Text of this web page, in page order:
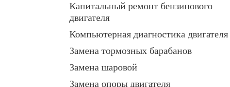
Капитальный ремонт бензинового
двигателя
Компьютерная диагностика двигателя
Замена тормозных барабанов
Замена шаровой
Замена опоры двигателя